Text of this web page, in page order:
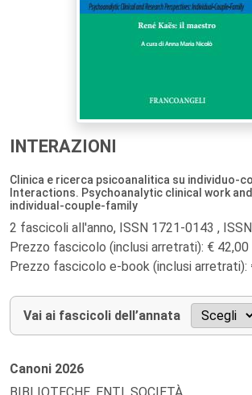
INTERAZIONI
Clinica e ricerca psicoanalitica su individuo-
Interactions. Psychoanalytic clinical work
individual-couple-family
2 fascicoli all'anno, ISSN 1721-0143 ,
Prezzo fascicolo (inclusi arretrati): € 42,00
Prezzo fascicolo e-book (inclusi arretrati):
Vai ai fascicoli dell’annata
Canoni 2026